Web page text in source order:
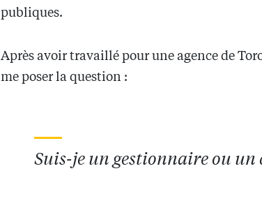
publiques.
Après avoir travaillé pour une agence de
me poser la question :
Suis-je un gestionnaire ou un